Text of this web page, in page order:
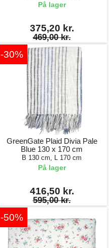
På lager
375,20 kr.
469,00 kr.
-30%
GreenGate Plaid Divia Pale
Blue 130 x 170 cm
B 130 cm, L 170 cm
På lager
416,50 kr.
595,00 kr.
-50%